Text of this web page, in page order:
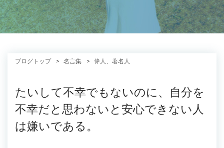
ブログトップ 名言集 偉人、著名人
たいして不幸でもないのに、自分を
不幸だと思わないと安心できない人
は嫌いである。